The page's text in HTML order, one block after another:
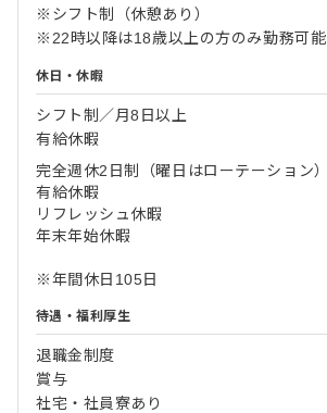
※シフト制（休憩あり）
※22時以降は18歳以上の方のみ勤務可能
休日・休暇
シフト制／月8日以上
有給休暇
完全週休2日制（曜日はローテーション）
有給休暇
リフレッシュ休暇
年末年始休暇
※年間休日105日
待遇・福利厚生
退職金制度
賞与
社宅・社員寮あり